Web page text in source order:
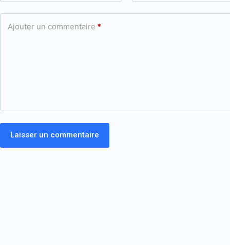
Ajouter un commentaire *
Laisser un commentaire